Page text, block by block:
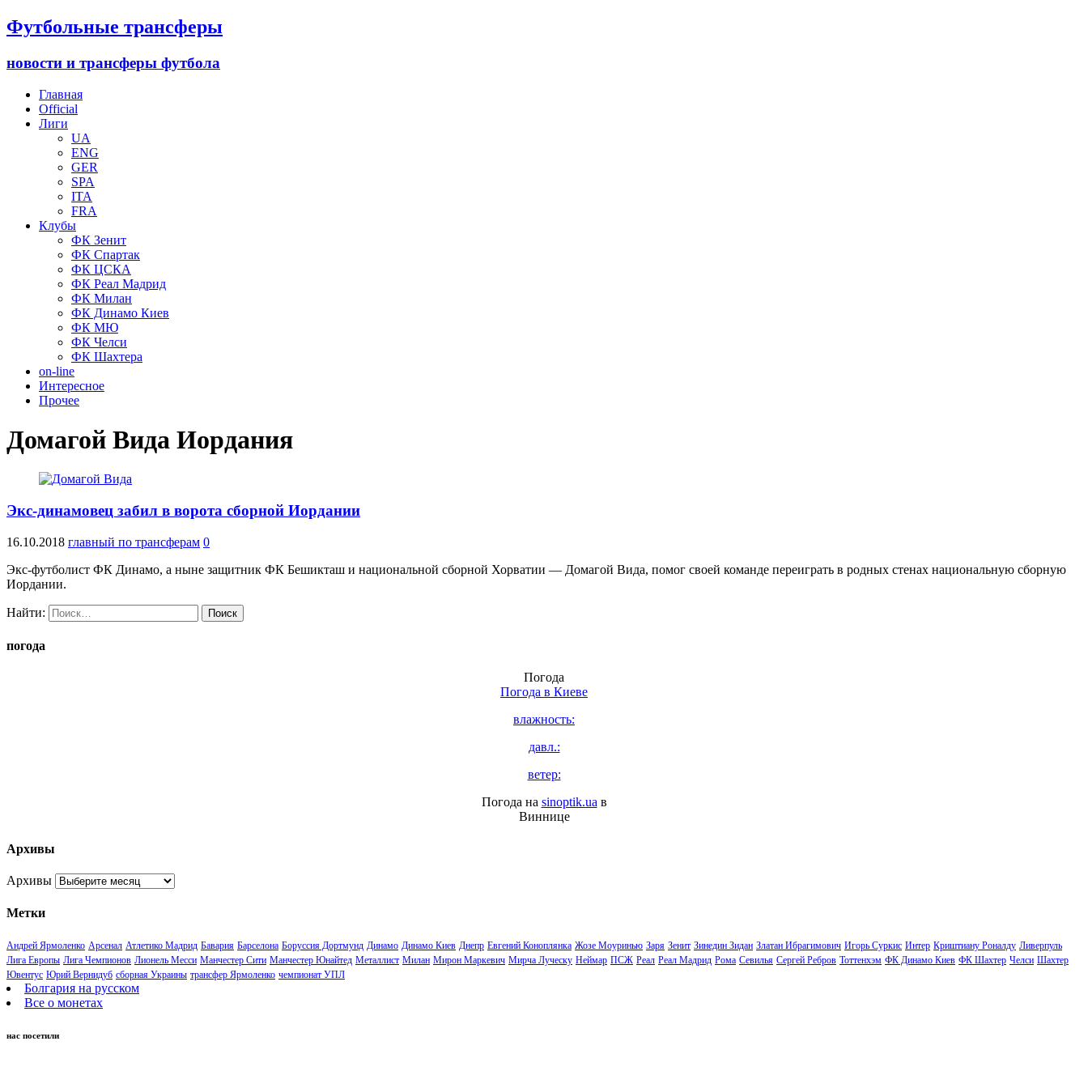
Футбольные трансферы
новости и трансферы футбола
Главная
Official
Лиги
UA
ENG
GER
SPA
ITA
FRA
Клубы
ФК Зенит
ФК Спартак
ФК ЦСКА
ФК Реал Мадрид
ФК Милан
ФК Динамо Киев
ФК МЮ
ФК Челси
ФК Шахтера
on-line
Интересное
Прочее
Домагой Вида Иордания
Экс-динамовец забил в ворота сборной Иордании
16.10.2018 главный по трансферам 0
Экс-футболист ФК Динамо, а ныне защитник ФК Бешикташ и национальной сборной Хорватии — Домагой Вида, помог своей команде переиграть в родных стенах национальную сборную
Иордании.
Найти:
погода
Погода
Погода в Киеве
влажность:
давл.:
ветер:
Погода на sinoptik.ua в
Виннице
Архивы
Архивы
Метки
Андрей Ярмоленко Арсенал Атлетико Мадрид Бавария Барселона Боруссия Дортмунд Динамо Динамо Киев Днепр Евгений Коноплянка Жозе Моуринью Заря Зенит Зинедин Зидан Златан Ибрагимович Игорь Суркис Интер Криштиану Роналду Ливерпуль
Лига Европы Лига Чемпионов Лионель Месси Манчестер Сити Манчестер Юнайтед Металлист Милан Мирон Маркевич Мирча Луческу Неймар ПСЖ Реал Реал Мадрид Рома Севилья Сергей Ребров Тоттенхэм ФК Динамо Киев ФК Шахтер Челси Шахтер
Ювентус Юрий Вернидуб сборная Украины трансфер Ярмоленко чемпионат УПЛ
Болгария на русском
Все о монетах
нас посетили